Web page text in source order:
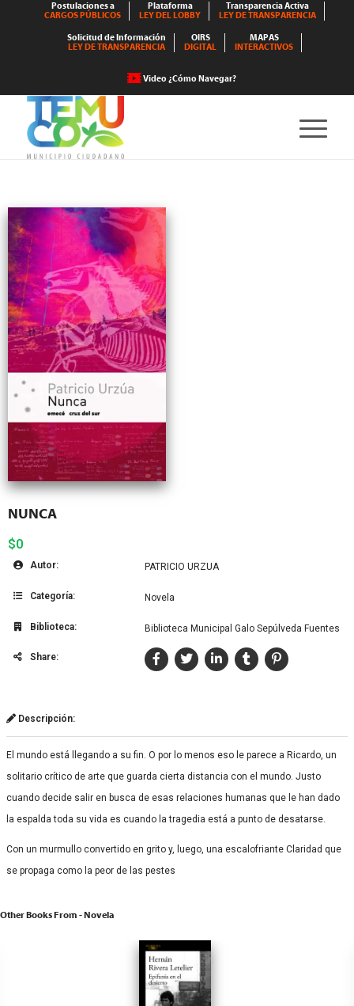
Postulaciones a
CARGOS PÚBLICOS
Plataforma
LEY DEL LOBBY
Transparencia Activa
LEY DE TRANSPARENCIA
Solicitud de Información
LEY DE TRANSPARENCIA
OIRS
DIGITAL
MAPAS
INTERACTIVOS
Video ¿Cómo Navegar?
NUNCA
$0
Autor: PATRICIO URZUA
Categoría: Novela
Biblioteca: Biblioteca Municipal Galo Sepúlveda Fuentes
Share:
Descripción:
El mundo está llegando a su fin. O por lo menos eso le parece a Ricardo, un
solitario crítico de arte que guarda cierta distancia con el mundo. Justo
cuando decide salir en busca de esas relaciones humanas que le han dado
la espalda toda su vida es cuando la tragedia está a punto de desatarse.
Con un murmullo convertido en grito y, luego, una escalofriante Claridad que
se propaga como la peor de las pestes
Other Books From - Novela